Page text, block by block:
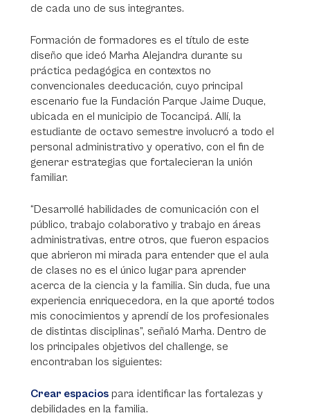
de cada uno de sus integrantes.
Formación de formadores es el título de este
diseño que ideó Marha Alejandra durante su
práctica pedagógica en contextos no
convencionales deeducación, cuyo principal
escenario fue la Fundación Parque Jaime Duque,
ubicada en el municipio de Tocancipá. Allí, la
estudiante de octavo semestre involucró a todo el
personal administrativo y operativo, con el fin de
generar estrategias que fortalecieran la unión
familiar.
“Desarrollé habilidades de comunicación con el
público, trabajo colaborativo y trabajo en áreas
administrativas, entre otros, que fueron espacios
que abrieron mi mirada para entender que el aula
de clases no es el único lugar para aprender
acerca de la ciencia y la familia. Sin duda, fue una
experiencia enriquecedora, en la que aporté todos
mis conocimientos y aprendí de los profesionales
de distintas disciplinas”, señaló Marha. Dentro de
los principales objetivos del challenge, se
encontraban los siguientes:
Crear espacios para identificar las fortalezas y
debilidades en la familia.